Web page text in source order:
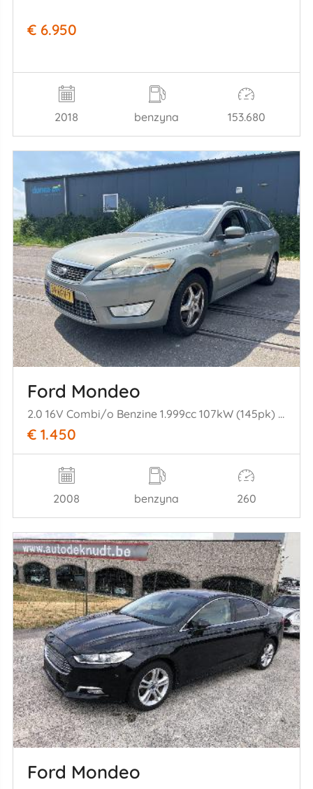
€ 6.950
2018 benzyna 153.680
Ford Mondeo
2.0 16V Combi/o Benzine 1.999cc 107kW (145pk) FWD 2007-03/2015-01 A0BA; A0BC
€ 1.450
2008 benzyna 260
Ford Mondeo